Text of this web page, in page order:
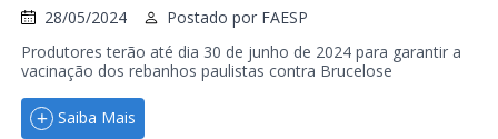
28/05/2024 Postado por FAESP
Produtores terão até dia 30 de junho de 2024 para garantir a
vacinação dos rebanhos paulistas contra Brucelose
Saiba Mais